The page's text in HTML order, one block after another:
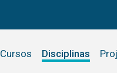
Cursos Disciplinas